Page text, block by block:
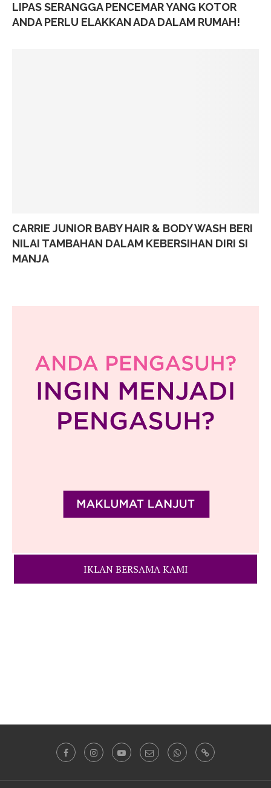
LIPAS SERANGGA PENCEMAR YANG KOTOR
ANDA PERLU ELAKKAN ADA DALAM RUMAH!
CARRIE JUNIOR BABY HAIR & BODY WASH BERI
NILAI TAMBAHAN DALAM KEBERSIHAN DIRI SI
MANJA
IKLAN BERSAMA KAMI